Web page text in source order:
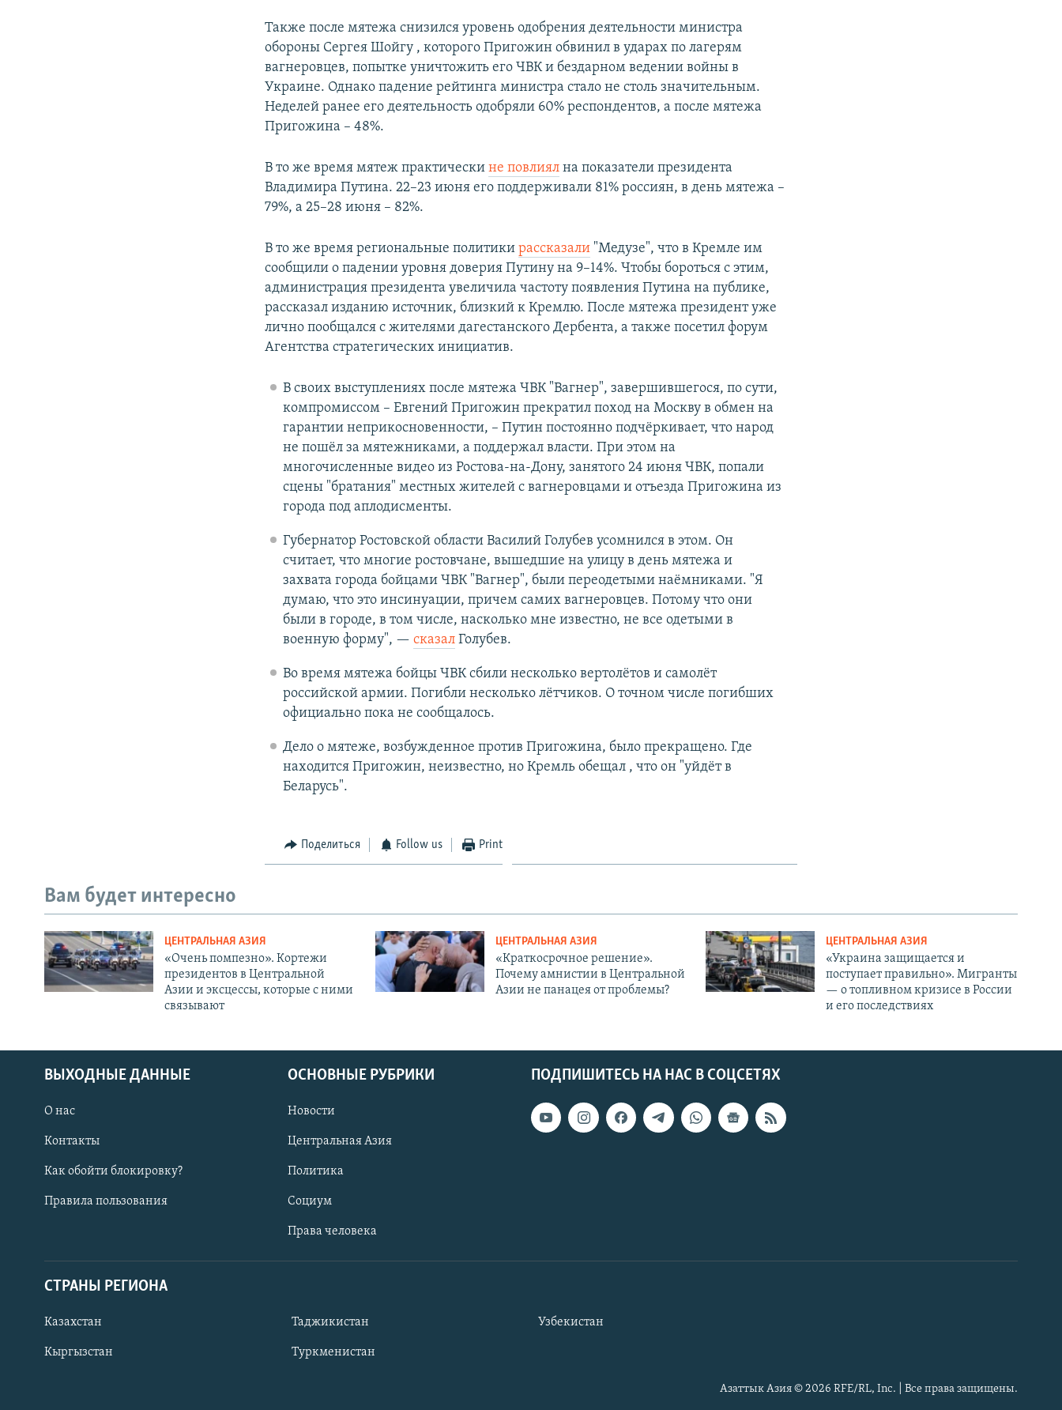
Также после мятежа снизился уровень одобрения деятельности министра
обороны Сергея Шойгу , которого Пригожин обвинил в ударах по лагерям
вагнеровцев, попытке уничтожить его ЧВК и бездарном ведении войны в
Украине. Однако падение рейтинга министра стало не столь значительным.
Неделей ранее его деятельность одобряли 60% респондентов, а после мятежа
Пригожина – 48%.
В то же время мятеж практическине повлиял на показатели президента
Владимира Путина. 22–23 июня его поддерживали 81% россиян, в день мятежа –
79%, а 25–28 июня – 82%.
В то же время региональные политикирассказали "Медузе", что в Кремле им
сообщили о падении уровня доверия Путину на 9–14%. Чтобы бороться с этим,
администрация президента увеличила частоту появления Путина на публике,
рассказал изданию источник, близкий к Кремлю. После мятежа президент уже
лично пообщался с жителями дагестанского Дербента, а также посетил форум
Агентства стратегических инициатив.
В своих выступлениях после мятежа ЧВК "Вагнер", завершившегося, по сути,
компромиссом – Евгений Пригожин прекратил поход на Москву в обмен на
гарантии неприкосновенности, – Путин постоянно подчёркивает, что народ
не пошёл за мятежниками, а поддержал власти. При этом на
многочисленные видео из Ростова-на-Дону, занятого 24 июня ЧВК, попали
сцены "братания" местных жителей с вагнеровцами и отъезда Пригожина из
города под аплодисменты.
Губернатор Ростовской области Василий Голубев усомнился в этом. Он
считает, что многие ростовчане, вышедшие на улицу в день мятежа и
захвата города бойцами ЧВК "Вагнер", были переодетыми наёмниками. "Я
думаю, что это инсинуации, причем самих вагнеровцев. Потому что они
были в городе, в том числе, насколько мне известно, не все одетыми в
военную форму", — сказалГолубев.
Во время мятежа бойцы ЧВК сбили несколько вертолётов и самолёт
российской армии. Погибли несколько лётчиков. О точном числе погибших
официально пока не сообщалось.
Дело о мятеже, возбужденное против Пригожина, было прекращено. Где
находится Пригожин, неизвестно, но Кремль обещал , что он "уйдёт в
Беларусь".
Поделиться Follow us Print
Вам будет интересно
ЦЕНТРАЛЬНАЯ АЗИЯ
«Очень помпезно». Кортежи
президентов в Центральной
Азии и эксцессы, которые с ними
связывают
ЦЕНТРАЛЬНАЯ АЗИЯ
«Краткосрочное решение».
Почему амнистии в Центральной
Азии не панацея от проблемы?
ЦЕНТРАЛЬНАЯ АЗИЯ
«Украина защищается и
поступает правильно». Мигранты
— о топливном кризисе в России
и его последствиях
ПОДПИШИТЕСЬ НА НАС В СОЦСЕТЯХ
ВЫХОДНЫЕ ДАННЫЕ
О нас
Контакты
Как обойти блокировку?
Правила пользования
ОСНОВНЫЕ РУБРИКИ
Новости
Центральная Азия
Политика
Социум
Права человека
СТРАНЫ РЕГИОНА
Казахстан
Кыргызстан
Таджикистан
Туркменистан
Узбекистан
Азаттык Азия © 2026 RFE/RL, Inc. | Все права защищены.